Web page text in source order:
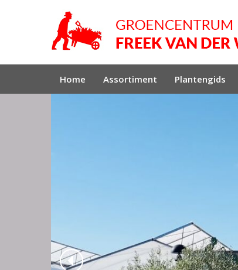
Home Assortiment Plantengids